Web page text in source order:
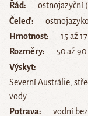
Řád
ostnojazyční
Čeleď
Hmotnost
15 až
Rozměry
50 až 90
Výskyt
Severní Austrálie,
vody
Potrava
vodní